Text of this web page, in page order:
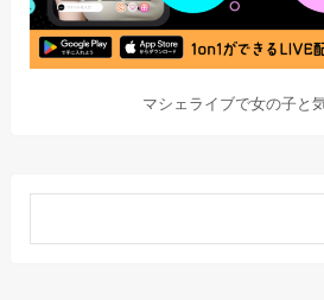
マシェライブで女の子と